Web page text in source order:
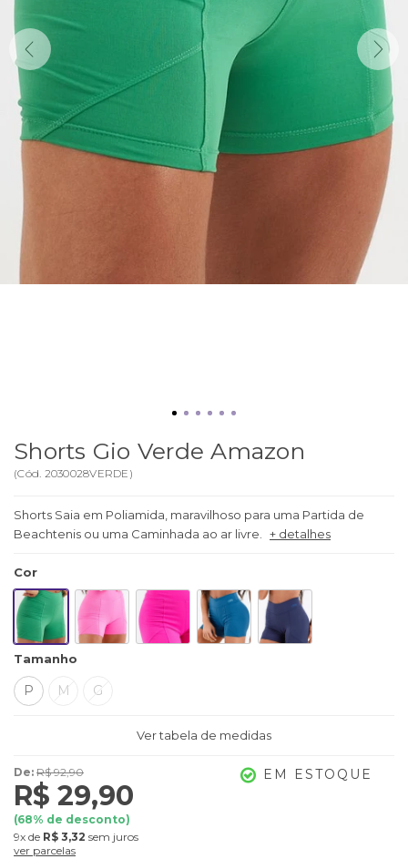
Shorts Gio Verde Amazon
(Cód. 2030028VERDE )
Shorts Saia em Poliamida, maravilhoso para uma Partida de
Beachtenis ou uma Caminhada ao ar livre.
+ detalhes
Cor
Tamanho
P M G
Ver tabela de medidas
De: R$ 92,90
R$ 29,90
(68% de desconto)
9x de R$ 3,32 sem juros
ver parcelas
EM ESTOQUE